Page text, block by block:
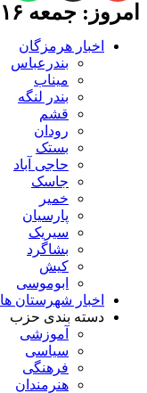
امروز: جمعه ۱۶ مرداد ۱۴۰۵
اخبار هرمزگان
بندرعباس
میناب
بندر لنگه
قشم
رودان
بستک
حاجی آباد
جاسک
خمیر
پارسیان
سیریک
بشاگرد
کیش
ابوموسی
اخبار شهرستان ها
دسته بندی حزب
آموزشی
سیاسی
فرهنگی
هنرمندان